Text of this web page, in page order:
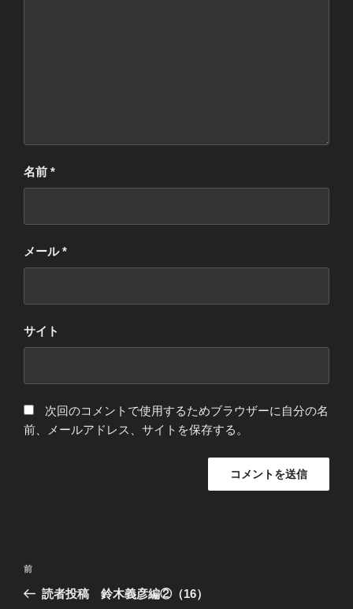
名前 *
メール*
サイト
次回のコメントで使用するためブラウザーに自分の名
前、メールアドレス、サイトを保存する。
投
過
去
前
読者投稿 鈴木義彦編②（16）